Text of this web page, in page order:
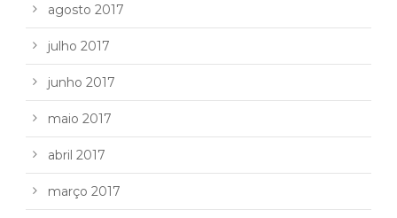
agosto 2017
julho 2017
junho 2017
maio 2017
abril 2017
março 2017